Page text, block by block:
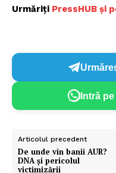
Urmăriți PressHUB și
Intră
Articolul precedent
De unde vin banii AUR?
DNA și pericolul
victimizării